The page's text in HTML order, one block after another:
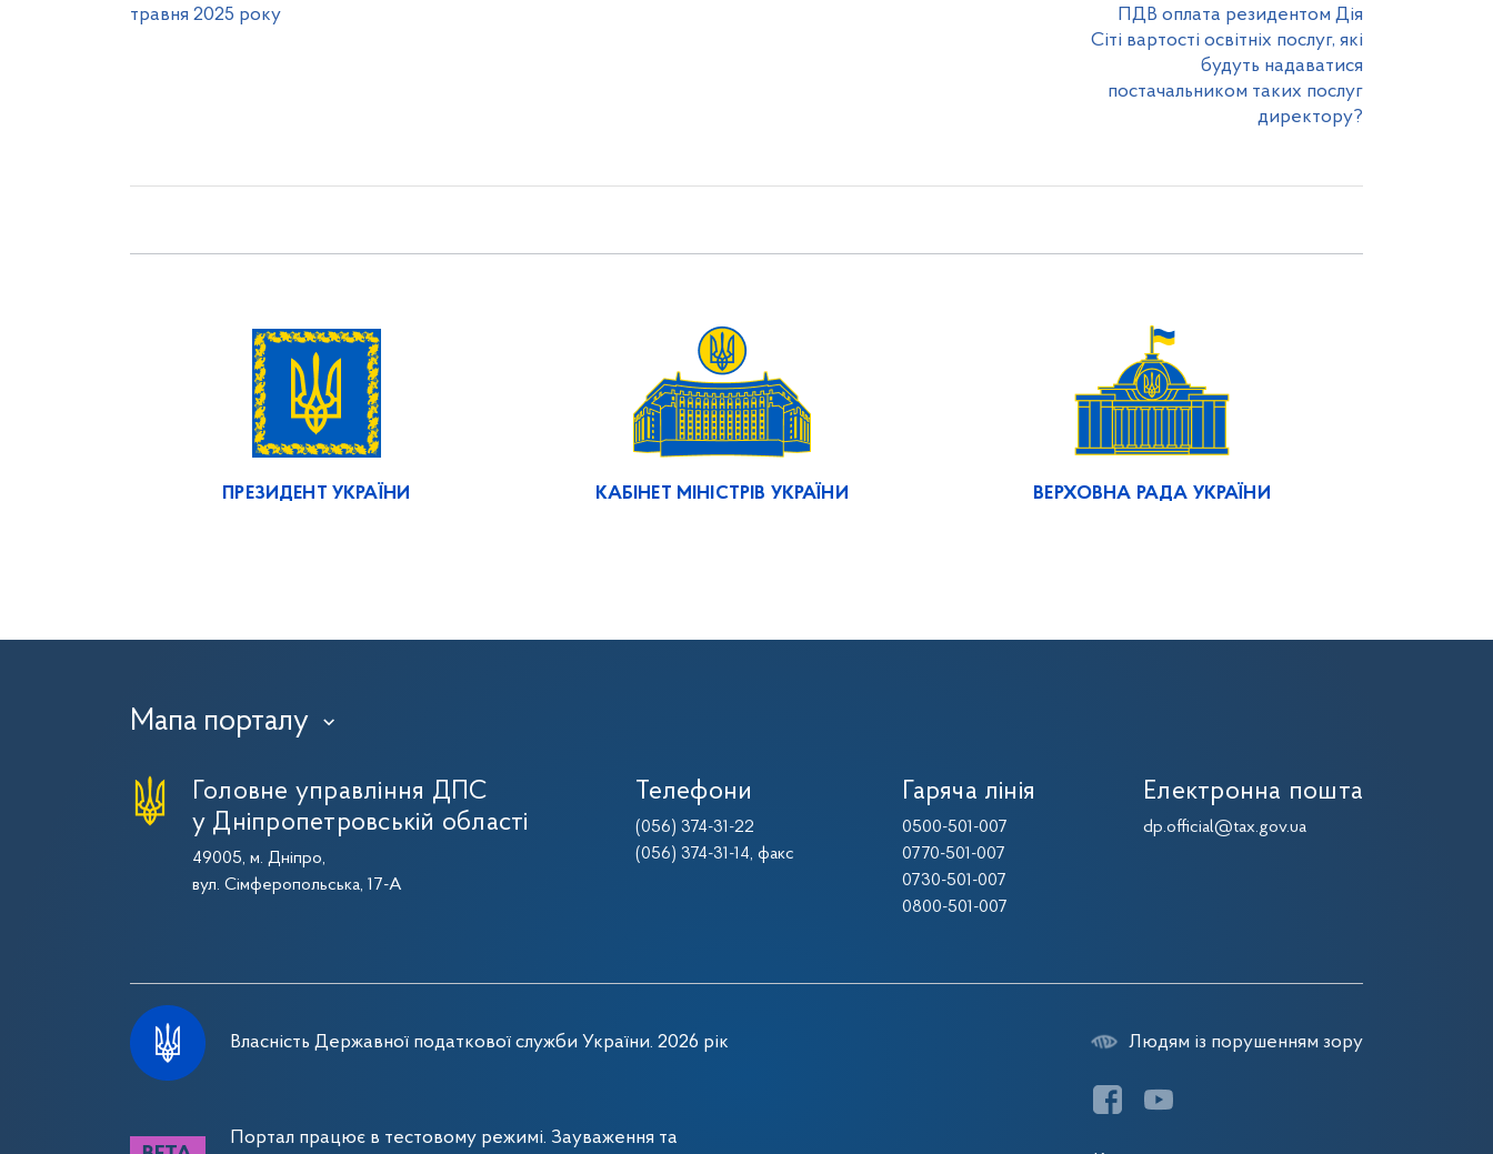
травня 2025 року
ПДВ оплата резидентом Дія
Сіті вартості освітніх послуг, які
будуть надаватися
постачальником таких послуг
директору?
ПРЕЗИДЕНТ УКРАЇНИ КАБІНЕТ МІНІСТРІВ УКРАЇНИ ВЕРХОВНА РАДА УКРАЇНИ
Мапа порталу ›
Головне управління ДПС
у Дніпропетровській області
49005, м. Дніпро,
вул. Сімферопольська, 17-А
Телефони
(056) 374-31-22
(056) 374-31-14, факс
Гаряча лінія
0500-501-007
0770-501-007
0730-501-007
0800-501-007
Електронна пошта
dp.official@tax.gov.ua
Власність Державної податкової служби України. 2026 рік
Портал працює в тестовому режимі. Зауваження та
Людям із порушенням зору